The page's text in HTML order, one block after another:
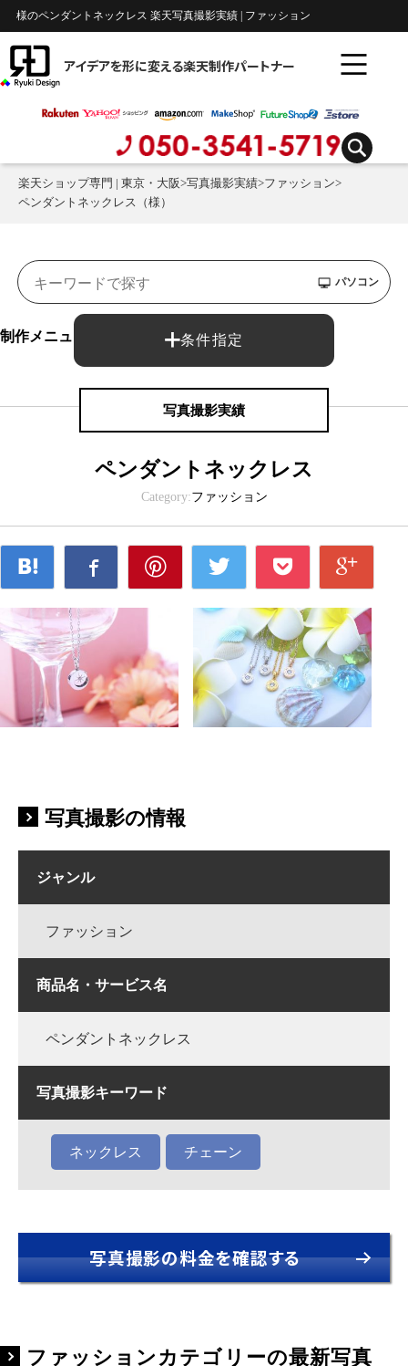
様のペンダントネックレス 楽天写真撮影実績 | ファッション
アイデアを形に変える楽天制作パートナー
楽天ショップ専門 | 東京・大阪>写真撮影実績>ファッション>
ペンダントネックレス（様）
条件指定
パソコン
制作メニュー：
写真撮影実績
ペンダントネックレス
Category:ファッション
写真撮影の情報
ジャンル
ファッション
商品名・サービス名
ペンダントネックレス
写真撮影キーワード
ネックレス チェーン
写真撮影の料金を確認する
ファッションカテゴリーの最新写真